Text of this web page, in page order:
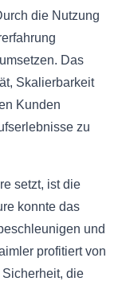
die Nutzung
Das
Skalierbarkeit
Kunden
zu
setzt, ist die
konnte das
und
profitiert von
die